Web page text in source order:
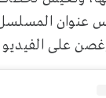
عنوان
على